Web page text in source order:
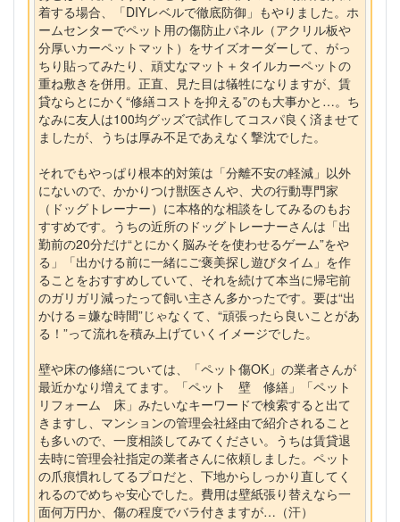
着する場合、「DIYレベルで徹底防御」もやりました。ホ
ームセンターでペット用の傷防止パネル（アクリル板や
分厚いカーペットマット）をサイズオーダーして、がっ
ちり貼ってみたり、頑丈なマット＋タイルカーペットの
重ね敷きを併用。正直、見た目は犠牲になりますが、賃
貸ならとにかく“修繕コストを抑える”のも大事かと…。ち
なみに友人は100均グッズで試作してコスパ良く済ませて
ましたが、うちは厚み不足であえなく撃沈でした。
それでもやっぱり根本的対策は「分離不安の軽減」以外
にないので、かかりつけ獣医さんや、犬の行動専門家
（ドッグトレーナー）に本格的な相談をしてみるのもお
すすめです。うちの近所のドッグトレーナーさんは「出
勤前の20分だけ“とにかく脳みそを使わせるゲーム”をや
る」「出かける前に一緒にご褒美探し遊びタイム」を作
ることをおすすめしていて、それを続けて本当に帰宅前
のガリガリ減ったって飼い主さん多かったです。要は“出
かける＝嫌な時間”じゃなくて、“頑張ったら良いことがあ
る！”って流れを積み上げていくイメージでした。
壁や床の修繕については、「ペット傷OK」の業者さんが
最近かなり増えてます。「ペット 壁 修繕」「ペット
リフォーム 床」みたいなキーワードで検索すると出て
きますし、マンションの管理会社経由で紹介されること
も多いので、一度相談してみてください。うちは賃貸退
去時に管理会社指定の業者さんに依頼しました。ペット
の爪痕慣れしてるプロだと、下地からしっかり直してく
れるのでめちゃ安心でした。費用は壁紙張り替えなら一
面何万円か、傷の程度でバラ付きますが…（汗）